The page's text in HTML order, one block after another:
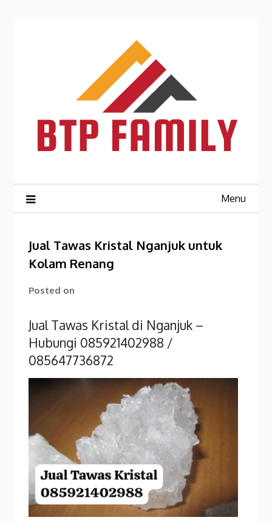
Menu
Jual Tawas Kristal Nganjuk untuk
Kolam Renang
Posted on
Jual Tawas Kristal di Nganjuk –
Hubungi 085921402988 /
085647736872